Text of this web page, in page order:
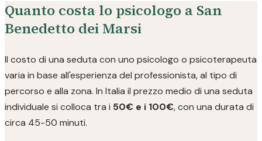
Quanto costa lo psicologo a San
Benedetto dei Marsi
Il costo di una seduta con uno psicologo o psicoterapeuta
varia in base all'esperienza del professionista, al tipo di
percorso e alla zona. In Italia il prezzo medio di una seduta
individuale si colloca tra i 50€ e i 100€, con una durata di
circa 45-50 minuti.